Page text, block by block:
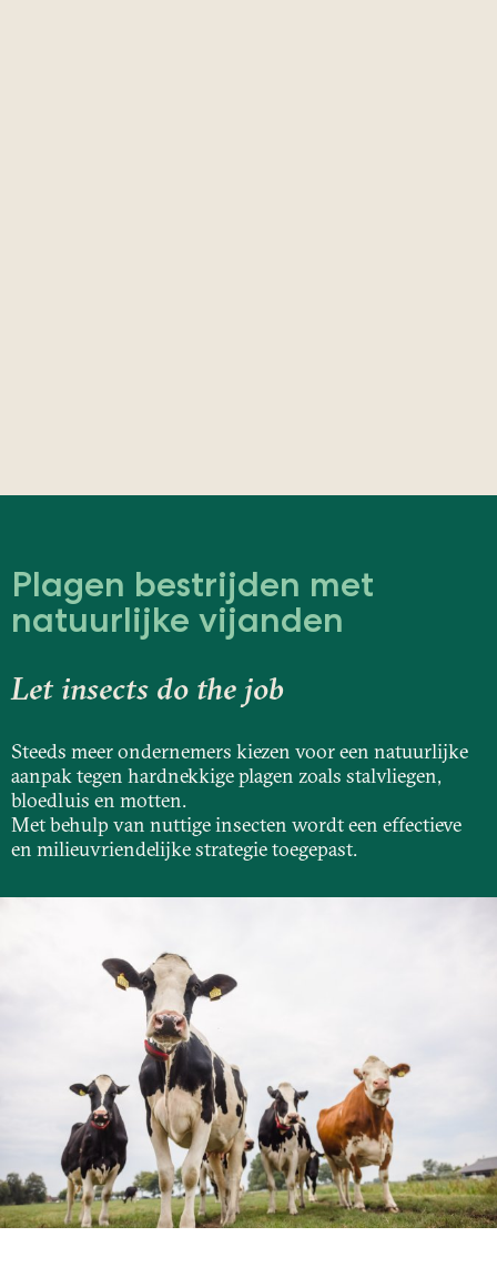
Plagen bestrijden met
natuurlijke vijanden
Let insects do the job
Steeds meer ondernemers kiezen voor een natuurlijke
aanpak tegen hardnekkige plagen zoals stalvliegen,
bloedluis en motten.
Met behulp van nuttige insecten wordt een effectieve
en milieuvriendelijke strategie toegepast.